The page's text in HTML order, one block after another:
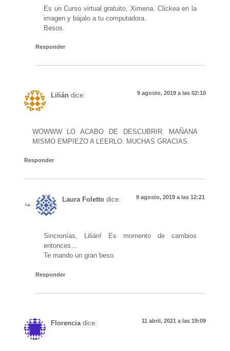
Es un Curso virtual gratuito, Ximena. Clickea en la
imagen y bájalo a tu computadora.
Besos.
Responder
Lilián dice: 9 agosto, 2019 a las 02:10
WOWWW LO ACABO DE DESCUBRIR. MAÑANA
MISMO EMPIEZO A LEERLO. MUCHAS GRACIAS.
Responder
Laura Foletto dice: 9 agosto, 2019 a las 12:21
Sincronías, Lilián! Es momento de cambios
entonces…
Te mando un gran beso.
Responder
Florencia dice: 11 abril, 2021 a las 19:09